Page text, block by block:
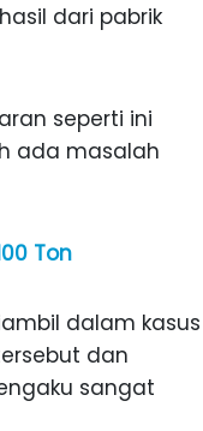
dari pabrik
seperti ini
ada masalah
Ton
dalam kasus
dan
sangat